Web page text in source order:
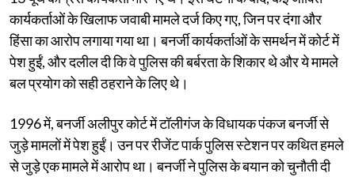
कार्यकर्ताओं के खिलाफ जवाबी मामले दर्ज किए गए, जिन पर दंगा और
हिंसा का आरोप लगाया गया था। बनर्जी कार्यकर्ताओं के समर्थन में कोर्ट में
पेश हुईं, और दलील दी कि वे पुलिस की बर्बरता के शिकार थे और ये मामले
बल प्रयोग को सही ठहराने के लिए थे।
1996 में, बनर्जी अलीपुर कोर्ट में टॉलीगंज के विधायक पंकज बनर्जी से
जुड़े मामलों में पेश हुईं। उन पर रीजेंट पार्क पुलिस स्टेशन पर कथित हमले
से जुड़े एक मामले में आरोप था। बनर्जी ने पुलिस के बयान को चुनौती दी